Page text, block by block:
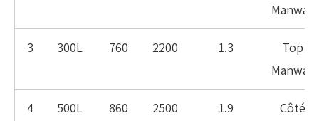
Manway
3 300L 760 2200 1.3
Top
Manway
4 500L 860 2500 1.9
Côté